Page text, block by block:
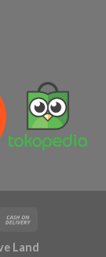
Land